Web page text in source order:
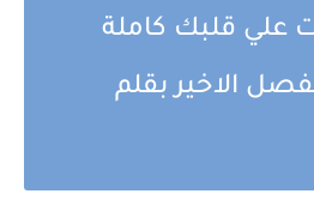
علي قلبك كاملة
الاخير بقلم